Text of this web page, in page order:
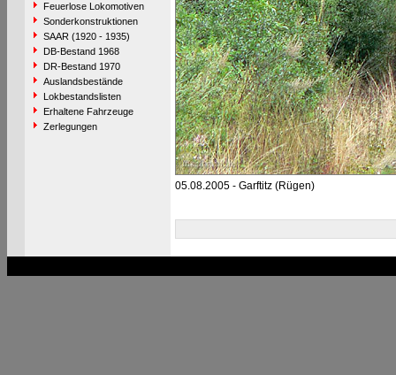
Feuerlose Lokomotiven
Sonderkonstruktionen
SAAR (1920 - 1935)
DB-Bestand 1968
DR-Bestand 1970
Auslandsbestände
Lokbestandslisten
Erhaltene Fahrzeuge
Zerlegungen
05.08.2005 - Garftitz (Rügen)